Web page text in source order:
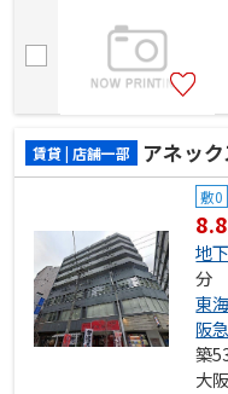
賃貸 | 店舗一部 アネッ
敷0
8.8
地
分
東
阪
築
大